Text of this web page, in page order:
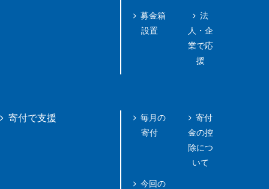
募金箱
設置
法
人・企
業で応
援
寄付で支援
毎月の
寄付
今回の
寄付
金の控
除につ
いて